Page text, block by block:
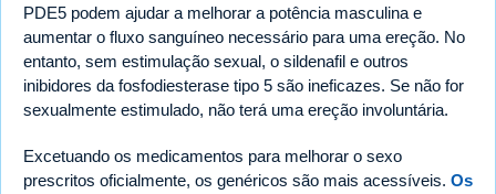
PDE5 podem ajudar a melhorar a potência masculina e
aumentar o fluxo sanguíneo necessário para uma ereção. No
entanto, sem estimulação sexual, o sildenafil e outros
inibidores da fosfodiesterase tipo 5 são ineficazes. Se não for
sexualmente estimulado, não terá uma ereção involuntária.
Excetuando os medicamentos para melhorar o sexo
prescritos oficialmente, os genéricos são mais acessíveis. Os